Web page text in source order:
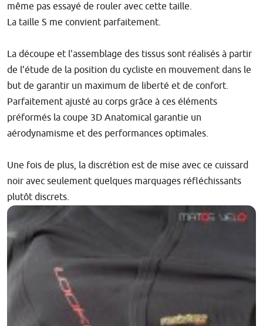
même pas essayé de rouler avec cette taille.
La taille S me convient parfaitement.
La découpe et l'assemblage des tissus sont réalisés à partir
de l’étude de la position du cycliste en mouvement dans le
but de garantir un maximum de liberté et de confort.
Parfaitement ajusté au corps grâce à ces éléments
préformés la coupe 3D Anatomical garantie un
aérodynamisme et des performances optimales.
Une fois de plus, la discrétion est de mise avec ce cuissard
noir avec seulement quelques marquages réfléchissants
plutôt discrets.